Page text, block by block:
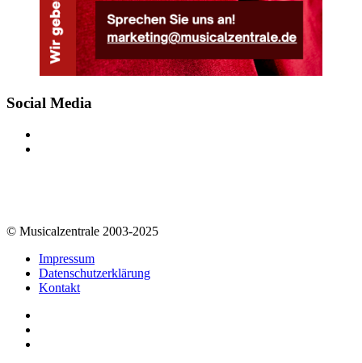
Social Media
© Musicalzentrale 2003-2025
Impressum
Datenschutzerklärung
Kontakt